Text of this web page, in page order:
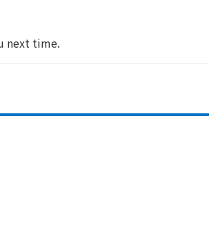
next time.